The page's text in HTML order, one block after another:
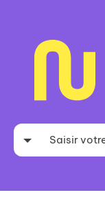
recherche